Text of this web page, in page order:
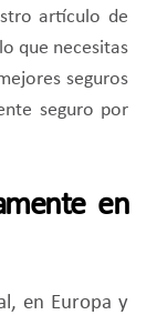
artículo de
que necesitas
seguros
seguro por
en
en Europa y